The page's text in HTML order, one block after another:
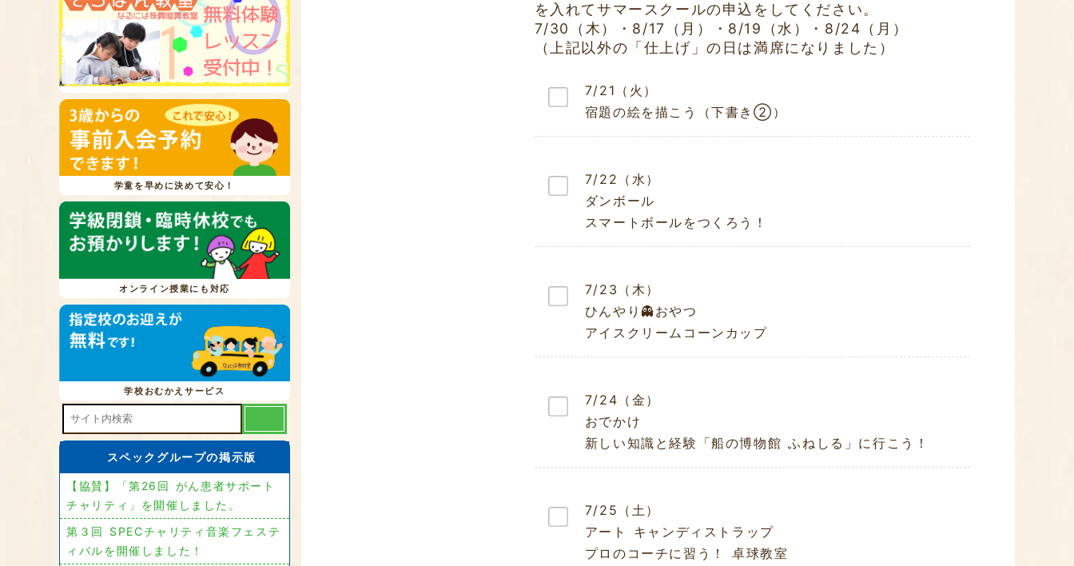
を入れてサマースクールの申込をしてください。
7/30（木）・8/17（月）・8/19（水）・8/24（月）
（上記以外の「仕上げ」の日は満席になりました）
7/21（火）
宿題の絵を描こう（下書き②）
7/22（水）
ダンボール
スマートボールをつくろう！
7/23（木）
ひんやり👻おやつ
アイスクリームコーンカップ
7/24（金）
おでかけ
新しい知識と経験「船の博物館 ふねしる」に行こう！
7/25（土）
アート キャンディストラップ
プロのコーチに習う！ 卓球教室
学童を早めに決めて安心！
オンライン授業にも対応
学校おむかえサービス
スペックグループの掲示版
【協賛】「第26回 がん患者サポート
チャリティ」を開催しました。
第３回 SPECチャリティ音楽フェステ
ィバルを開催しました！